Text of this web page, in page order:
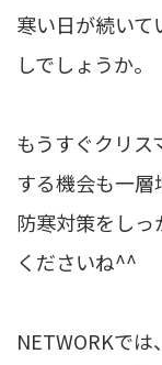
寒い日が続い
しでしょうか。
もうすぐクリス
する機会も一
防寒対策をし
くださいね^^
NETWORKで